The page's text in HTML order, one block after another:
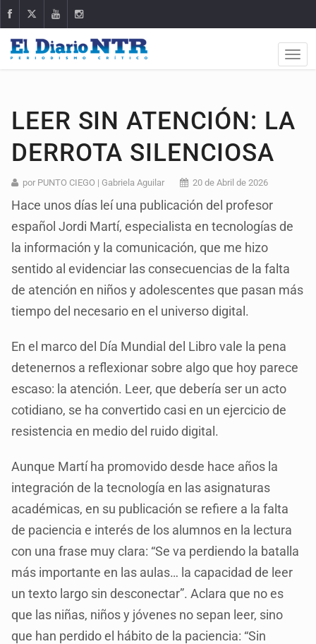
LEER SIN ATENCIÓN: LA
DERROTA SILENCIOSA
por PUNTO CIEGO | Gabriela Aguilar 20 de Abril de 2026
Hace unos días leí una publicación del profesor
español Jordi Martí, especialista en tecnologías de
la información y la comunicación, que me hizo
sentido al evidenciar las consecuencias de la falta
de atención en niños y adolescentes que pasan más
tiempo del necesario en el universo digital.
En el marco del Día Mundial del Libro vale la pena
detenernos a reflexionar sobre algo que hoy parece
escaso: la atención. Leer, que debería ser un acto
cotidiano, se ha convertido casi en un ejercicio de
resistencia en medio del ruido digital.
Aunque Martí ha promovido desde hace años la
integración de la tecnología en las asignaturas
académicas, en su publicación se refiere a la falta
de paciencia e interés de los alumnos en la lectura
con una frase muy clara: “Se va perdiendo la batalla
más importante en las aulas… la capacidad de leer
un texto largo sin desconectar”. Aclara que no es
que las niñas, niños y jóvenes no sepan leer, sino
que han perdido el hábito de la paciencia: “Sin